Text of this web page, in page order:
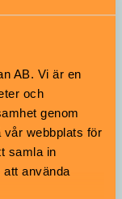
AB. Vi är en
och
genom
vår webbplats för
samla in
använda